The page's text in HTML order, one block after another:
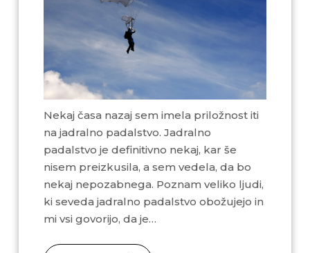
Nekaj časa nazaj sem imela priložnost iti
na jadralno padalstvo. Jadralno
padalstvo je definitivno nekaj, kar še
nisem preizkusila, a sem vedela, da bo
nekaj nepozabnega. Poznam veliko ljudi,
ki seveda jadralno padalstvo obožujejo in
mi vsi govorijo, da je…